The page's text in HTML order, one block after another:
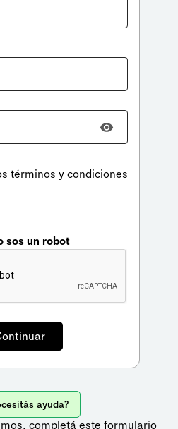
términos y condiciones
sos un robot
ayuda?
completá este formulario